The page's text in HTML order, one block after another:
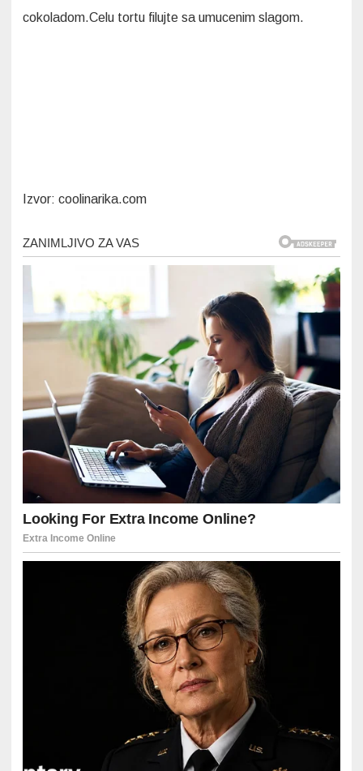
cokoladom.Celu tortu filujte sa umucenim slagom.
Izvor: coolinarika.com